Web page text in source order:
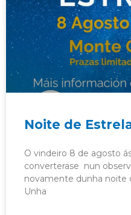
Noite de
O vindeiro 8 de agosto
converterase nun
novamente dunha noite
Unha